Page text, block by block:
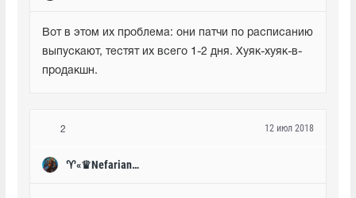
Вот в этом их проблема: они патчи по расписанию
выпускают, тестят их всего 1-2 дня. Хуяк-хуяк-в-
продакшн.
2
♈«♛Nefarian♛»♈
12 июл 2018